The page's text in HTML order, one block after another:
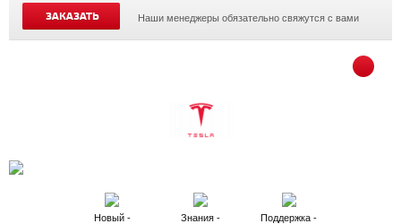
ЗАКАЗАТЬ Наши менеджеры обязательно свяжутся с вами
Новый -
Знания -
Поддержка -